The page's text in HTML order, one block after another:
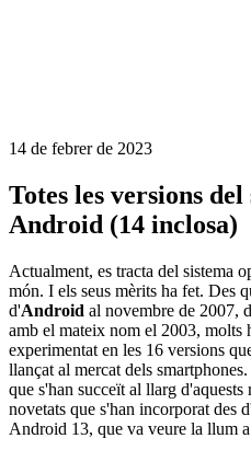
14 de febrer de 2023
Totes les versions
Android (14 inclosa)
Actualment, es tracta del sistema
món. I els seus mèrits ha fet. Des
d'Android al novembre de 2007,
amb el mateix nom el 2003, molts
experimentat en les 16 versions
llançat al mercat dels
que s'han succeït al llarg
novetats que s'han incorporat des
Android 13, que va veure la llum